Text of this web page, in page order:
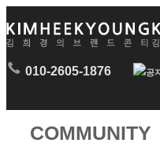
010-2605-1876
COMMUNITY